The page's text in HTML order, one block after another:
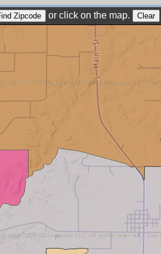
or click on the map.